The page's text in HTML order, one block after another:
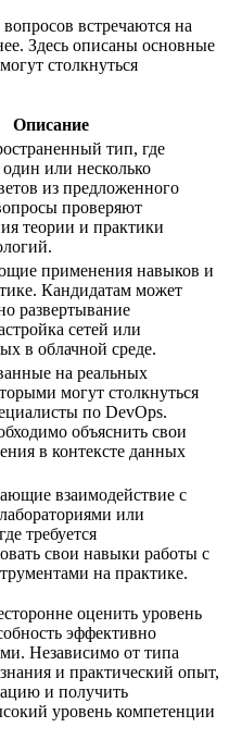
встречаются на
Здесь описаны основные
столкнуться
Описание
тип, где
или несколько
из предложенного
проверяют
теории и практики
применения навыков и
Кандидатам может
развертывание
сетей или
в облачной среде.
на реальных
могут столкнуться
по DevOps.
объяснить свои
в контексте данных
взаимодействие с
или
требуется
свои навыки работы с
на практике.
оценить уровень
эффективно
Независимо от типа
и практический опыт,
и получить
уровень компетенции